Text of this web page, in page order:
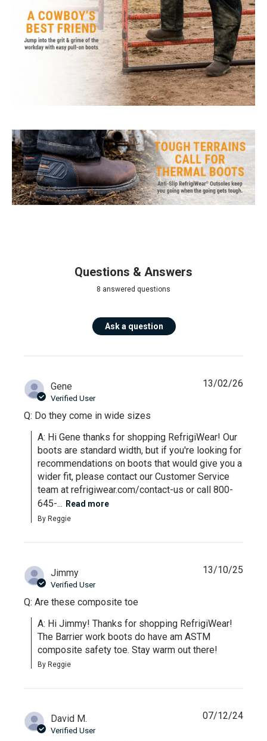
Questions & Answers
8 answered questions
Ask a question
Gene
Verified User
Q: Do they come in wide sizes
A: Hi Gene thanks for shopping RefrigiWear! Our
boots are standard width, but if you're looking for
recommendations on boots that would give you a
wider fit, please contact our Customer Service
team at refrigiwear.com/contact-us or call 800-
645-... Read more
By Reggie
13/02/26
Jimmy
Verified User
Q: Are these composite toe
A: Hi Jimmy! Thanks for shopping RefrigiWear!
The Barrier work boots do have am ASTM
composite safety toe. Stay warm out there!
By Reggie
13/10/25
David M.
Verified User
07/12/24